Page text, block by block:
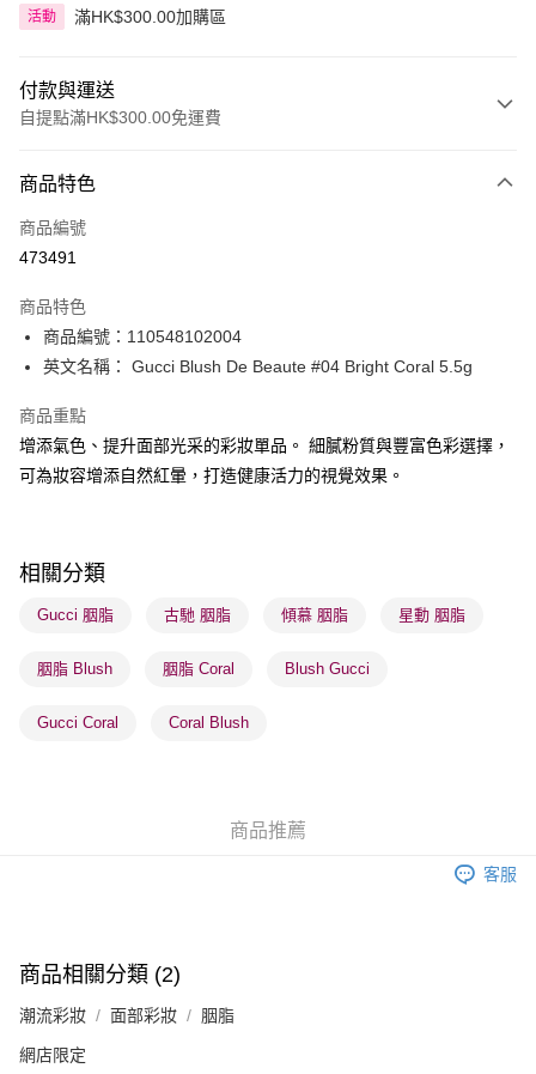
活動 滿HK$300.00加購區
付款與運送
自提點滿HK$300.00免運費
信用卡
Apple Pay
PayMe
WeChat Pay
BoC Pay
送貨方式
每筆HK$65.00，滿HK$300.00或以上免運費
確認發貨後1-3 工作天送達，訂單將隨機分配至SF順豐速運或京東
每筆HK$65.00，滿HK$300.00或以上免運費
每筆HK$20.00，滿HK$100.00或以上免運費
(澳門門市) 只顯示可選門市。確認發貨後2-5個工作天到店，3天內
澳門地區配送 - 確認發貨後1-4個工作天送達
商品特色
商品編號
473491
商品特色
商品編號：110548102004
英文名稱： Gucci Blush De Beaute #04 Bright Coral 5.5g
商品重點
增添氣色、提升面部光采的彩妝單品。 細膩粉質與豐富色彩選擇，
可為妝容增添自然紅暈，打造健康活力的視覺效果。
相關分類
Gucci 胭脂 古馳 胭脂 傾慕 胭脂 星動 胭脂
胭脂 Blush 胭脂 Coral Blush Gucci
Gucci Coral Coral Blush
商品推薦
客服
商品相關分類 (2)
潮流彩妝 面部彩妝 胭脂
網店限定